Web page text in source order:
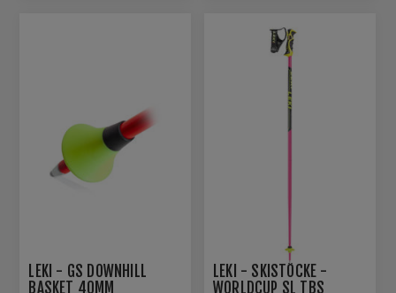
LEKI - GS DOWNHILL
BASKET 40MM
LEKI - SKISTÖCKE -
WORLDCUP SL TBS